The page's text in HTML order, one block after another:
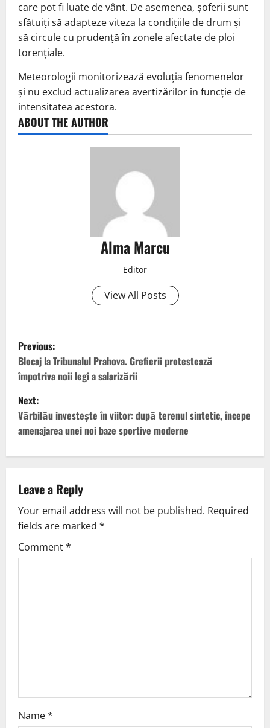
care pot fi luate de vânt. De asemenea, șoferii sunt
sfătuiți să adapteze viteza la condițiile de drum și
să circule cu prudență în zonele afectate de ploi
torențiale.
Meteorologii monitorizează evoluția fenomenelor
și nu exclud actualizarea avertizărilor în funcție de
intensitatea acestora.
ABOUT THE AUTHOR
Alma Marcu
Editor
View All Posts
Previous:
Blocaj la Tribunalul Prahova. Grefierii protestează
împotriva noii legi a salarizării
Next:
Vărbilău investește în viitor: după terenul sintetic, începe
amenajarea unei noi baze sportive moderne
Leave a Reply
Your email address will not be published. Required
fields are marked *
Comment*
Name*